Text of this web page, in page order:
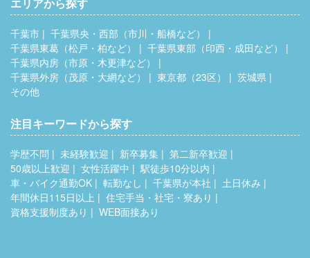
千葉市
千葉県央・西部（市川・船橋など）
千葉県東葛（松戸・柏など）
千葉県東部（印西・成田など）
千葉県内房（市原・木更津など）
千葉県外房（茂原・大網など）
東京都（23区）
茨城県
その他
注目キーワードから探す
学歴不問 未経験歓迎 新卒募集
第二新卒歓迎
50歳以上歓迎
女性活躍中
駅徒歩10分以内
車・バイク通勤OK
転勤なし 千葉県が本社
土日休み
年間休日115日以上
住宅手当・社宅・寮あり
資格支援制度あり
WEB面接あり